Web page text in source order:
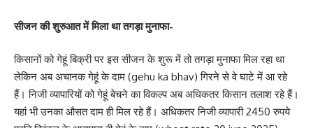
सीजन की शुरुआत में मिला था तगड़ा मुनाफा-
किसानों को गेहूं बिक्री पर इस सीजन के शुरू में तो तगड़ा मुनाफा मिल रहा था
लेकिन अब अचानक गेहूं के दाम (gehu ka bhav) गिरने से वे घाटे में आ रहे
हैं। निजी व्यापारियों को गेहूं बेचने का विकल्प अब अधिकतर किसान तलाश रहे हैं।
यहां भी उनका औसत दाम ही मिल रहे हैं। अधिकतर निजी व्यापारी 2450 रुपये